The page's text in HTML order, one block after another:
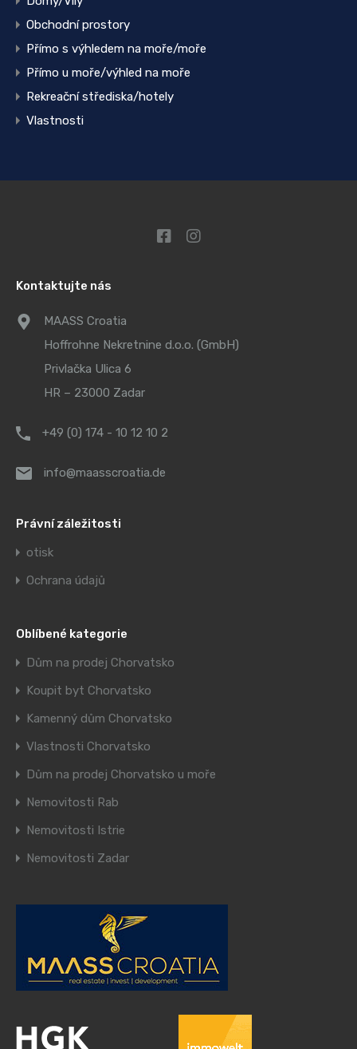
Obchodní prostory
Přímo s výhledem na moře/moře
Přímo u moře/výhled na moře
Rekreační střediska/hotely
Vlastnosti
Kontaktujte nás
MAASS Croatia
Hoffrohne Nekretnine d.o.o. (GmbH)
Privlačka Ulica 6
HR – 23000 Zadar
+49 (0) 174 - 10 12 10 2
info@maasscroatia.de
Právní záležitosti
otisk
Ochrana údajů
Oblíbené kategorie
Dům na prodej Chorvatsko
Koupit byt Chorvatsko
Kamenný dům Chorvatsko
Vlastnosti Chorvatsko
Dům na prodej Chorvatsko u moře
Nemovitosti Rab
Nemovitosti Istrie
Nemovitosti Zadar